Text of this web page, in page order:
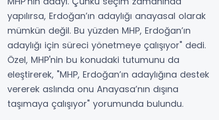
yapılırsa, Erdoğan’ın adaylığı anayasal olarak
mümkün değil. Bu yüzden MHP, Erdoğan’ın
adaylığı için süreci yönetmeye çalışıyor" dedi.
Özel, MHP'nin bu konudaki tutumunu da
eleştirerek, "MHP, Erdoğan’ın adaylığına destek
vererek aslında onu Anayasa’nın dışına
taşımaya çalışıyor" yorumunda bulundu.